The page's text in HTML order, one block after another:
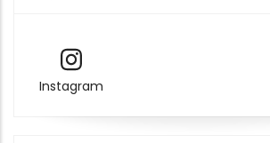
Instagram